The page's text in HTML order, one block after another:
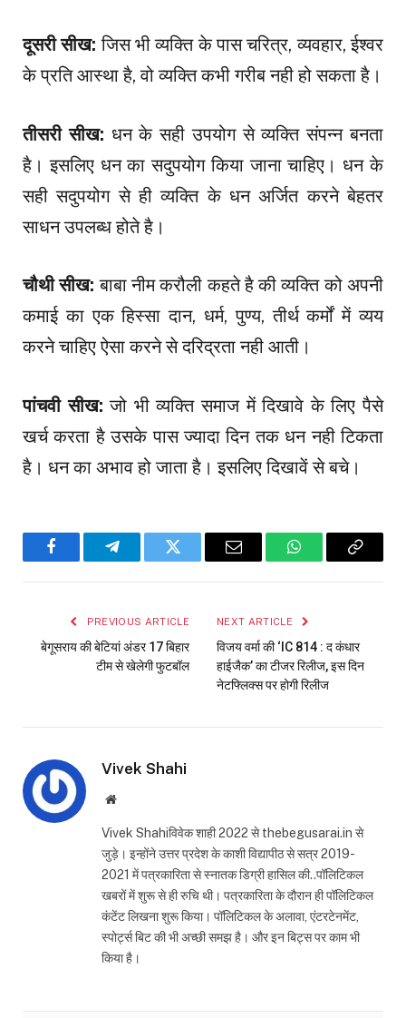
दूसरी सीख:जिस भी व्यक्ति के पास चरित्र, व्यवहार, ईश्वर
के प्रति आस्था है, वो व्यक्ति कभी गरीब नही हो सकता है।
तीसरी सीख: धन के सही उपयोग से व्यक्ति संपन्न बनता
है। इसलिए धन का सदुपयोग किया जाना चाहिए। धन के
सही सदुपयोग से ही व्यक्ति के धन अर्जित करने बेहतर
साधन उपलब्ध होते है।
चौथी सीख:बाबा नीम करौली कहते है की व्यक्ति को अपनी
कमाई का एक हिस्सा दान, धर्म, पुण्य, तीर्थ कर्मों में व्यय
करने चाहिए ऐसा करने से दरिद्रता नही आती।
पांचवी सीख:जो भी व्यक्ति समाज में दिखावे के लिए पैसे
खर्च करता है उसके पास ज्यादा दिन तक धन नही टिकता
है। धन का अभाव हो जाता है। इसलिए दिखावें से बचे।
FacebookTelegramTwitter Email WhatsAppCopy
PREVIOUS ARTICLE
बेगूसराय की बेटियां अंडर 17 बिहार
टीम से खेलेगी फुटबॉल
NEXT ARTICLE
विजय वर्मा की ‘IC 814 : द कंधार
हाईजैक’ का टीजर रिलीज, इस दिन
नेटफ्लिक्स पर होगी रिलीज
Vivek Shahi
Website
Vivek Shahiविवेक शाही 2022 से thebegusarai.in से
जुड़े। इन्होंने उत्तर प्रदेश के काशी विद्यापीठ से सत्र 2019-
2021 में पत्रकारिता से स्नातक डिग्री हासिल की..पॉलिटिकल
खबरों में शुरू से ही रुचि थी। पत्रकारिता के दौरान ही पॉलिटिकल
कंटेंट लिखना शुरू किया। पॉलिटिकल के अलावा, एंटरटेनमेंट,
स्पोर्ट्स बिट की भी अच्छी समझ है। और इन बिट्स पर काम भी
किया है।